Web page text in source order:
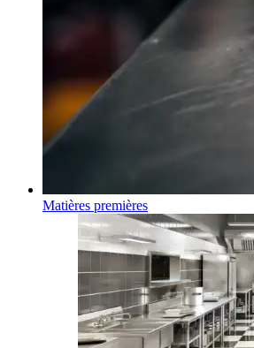
Matières premières